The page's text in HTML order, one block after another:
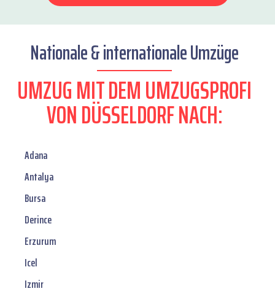
Nationale & internationale Umzüge
UMZUG MIT DEM UMZUGSPROFI
VON DÜSSELDORF NACH:
Adana
Antalya
Bursa
Derince
Erzurum
Icel
Izmir